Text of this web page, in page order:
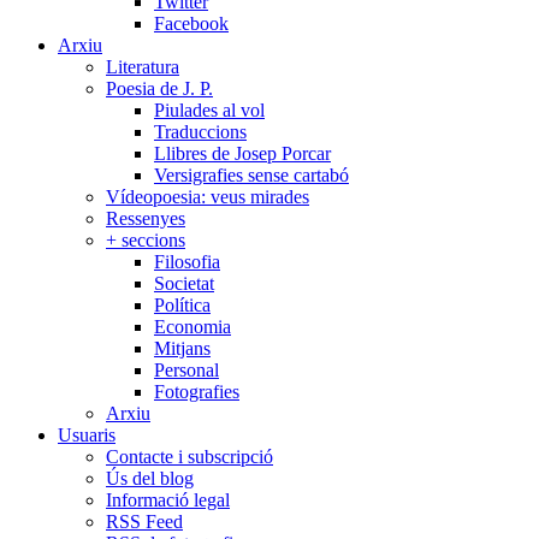
Facebook
Arxiu
Literatura
Poesia de J. P.
Piulades al vol
Traduccions
Llibres de Josep Porcar
Versigrafies sense cartabó
Vídeopoesia: veus mirades
Ressenyes
+ seccions
Filosofia
Societat
Política
Economia
Mitjans
Personal
Fotografies
Arxiu
Usuaris
Contacte i subscripció
Ús del blog
Informació legal
RSS Feed